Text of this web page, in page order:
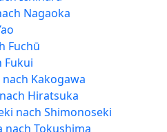
Nagaoka
Fuchū
Fukui
Kakogawa
Hiratsuka
nach Shimonoseki
nach Tokushima